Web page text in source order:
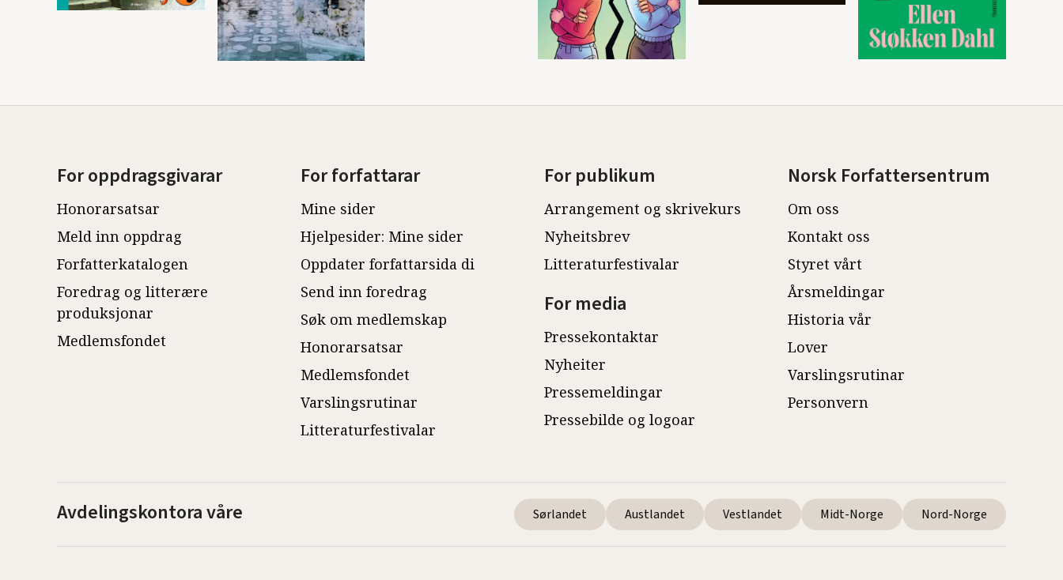
For oppdragsgivarar
Honorarsatsar
Meld inn oppdrag
Forfatterkatalogen
Foredrag og litterære
produksjonar
Medlemsfondet
For forfattarar
Mine sider
Hjelpesider: Mine sider
Oppdater forfattarsida di
Send inn foredrag
Søk om medlemskap
Honorarsatsar
Medlemsfondet
Varslingsrutinar
Litteraturfestivalar
For publikum
Arrangement og skrivekurs
Nyheitsbrev
Litteraturfestivalar
For media
Pressekontaktar
Nyheiter
Pressemeldingar
Pressebilde og logoar
Norsk Forfattersentrum
Om oss
Kontakt oss
Styret vårt
Årsmeldingar
Historia vår
Lover
Varslingsrutinar
Personvern
Avdelingskontora våre Sørlandet Austlandet Vestlandet Midt-Norge Nord-Norge